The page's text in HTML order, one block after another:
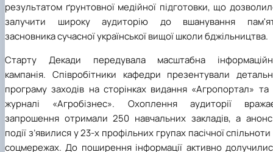
результатом ґрунтовної медійної підготовки, що
залучити широку аудиторію до вшанування
засновника сучасної української вищої школи бджільництва.
Старту Декади передувала масштабна
кампанія. Співробітники кафедри презентували
програму заходів на сторінках видання «Агропортал» та
журналі «Агробізнес». Охоплення аудиторії
запрошення отримали 250 навчальних закладів, а
події з’явилися у 23-х профільних групах пасічної спільноти
соцмережах. До поширення інформації активно